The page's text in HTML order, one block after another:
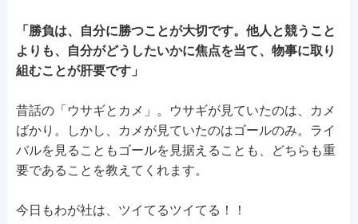
「勝負は、自分に勝つことが大切です。他人と競うこと
よりも、自分がどうしたいかに焦点を当て、物事に取り
組むことが肝要です」
昔話の「ウサギとカメ」。ウサギが見ていたのは、カメ
ばかり。しかし、カメが見ていたのはゴールのみ。ライ
バルを見ることもゴールを見据えることも、どちらも重
要であることを教えてくれます。
今日もわが社は、ツイてるツイてる！！